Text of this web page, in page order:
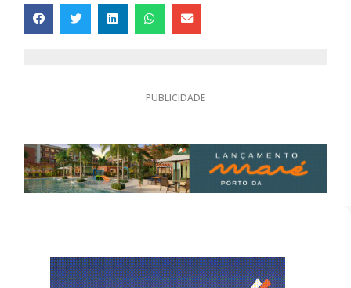
PUBLICIDADE